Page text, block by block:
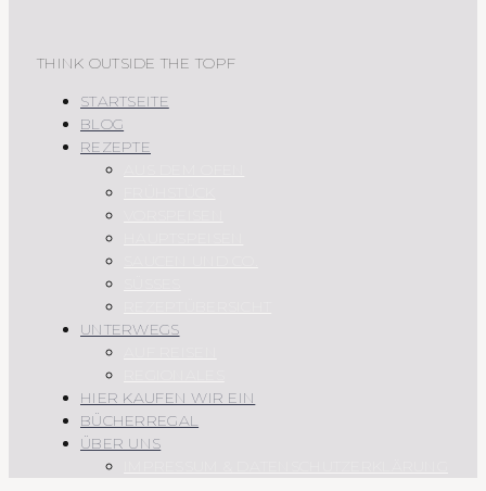
THINK OUTSIDE THE TOPF
STARTSEITE
BLOG
REZEPTE
UNTERWEGS
HIER KAUFEN WIR EIN
BÜCHERREGAL
ÜBER UNS